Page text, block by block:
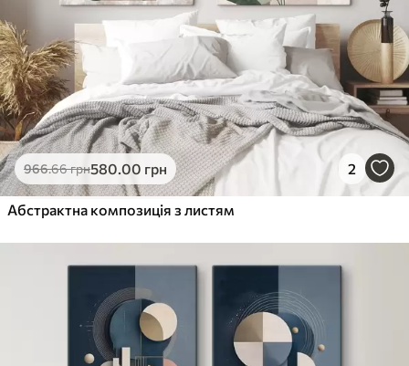
966.66грн580.00 грн 2
Абстрактна композиція з листям